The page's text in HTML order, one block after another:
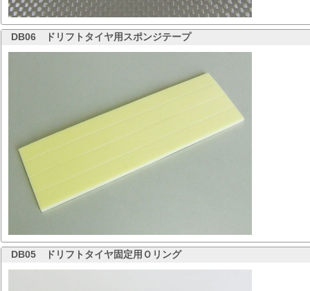
DB06 ドリフトタイヤ用スポンジテープ
DB05 ドリフトタイヤ固定用Ｏリング